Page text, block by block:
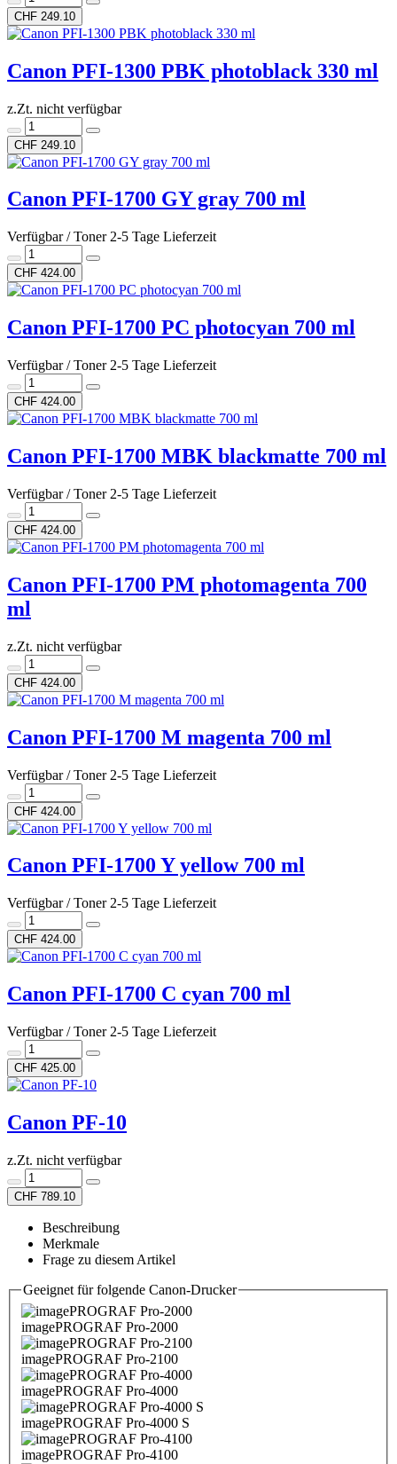
CHF 249.10
Canon PFI-1300 PBK photoblack 330 ml
z.Zt. nicht verfügbar
CHF 249.10
Canon PFI-1700 GY gray 700 ml
Verfügbar / Toner 2-5 Tage Lieferzeit
CHF 424.00
Canon PFI-1700 PC photocyan 700 ml
Verfügbar / Toner 2-5 Tage Lieferzeit
CHF 424.00
Canon PFI-1700 MBK blackmatte 700 ml
Verfügbar / Toner 2-5 Tage Lieferzeit
CHF 424.00
Canon PFI-1700 PM photomagenta 700
ml
z.Zt. nicht verfügbar
CHF 424.00
Canon PFI-1700 M magenta 700 ml
Verfügbar / Toner 2-5 Tage Lieferzeit
CHF 424.00
Canon PFI-1700 Y yellow 700 ml
Verfügbar / Toner 2-5 Tage Lieferzeit
CHF 424.00
Canon PFI-1700 C cyan 700 ml
Verfügbar / Toner 2-5 Tage Lieferzeit
CHF 425.00
Canon PF-10
z.Zt. nicht verfügbar
CHF 789.10
Beschreibung
Merkmale
Frage zu diesem Artikel
Geeignet für folgende Canon-Drucker
imagePROGRAF Pro-2000
imagePROGRAF Pro-2100
imagePROGRAF Pro-4000
imagePROGRAF Pro-4000 S
imagePROGRAF Pro-4100